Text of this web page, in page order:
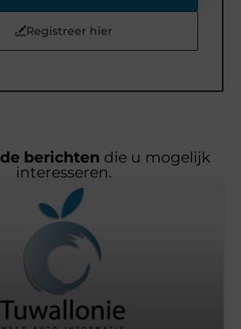
Registreer hier
berichten die u mogelijk
interesseren.